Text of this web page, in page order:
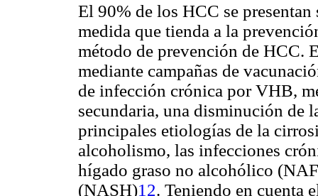
El 90% de los HCC se
medida que tienda a la
método de prevención de HCC.
mediante campañas de
de infección crónica por VHB,
secundaria, una disminución de
principales etiologías de la
alcoholismo, las infecciones
hígado graso no alcohólico
(NASH)12. Teniendo en cuenta